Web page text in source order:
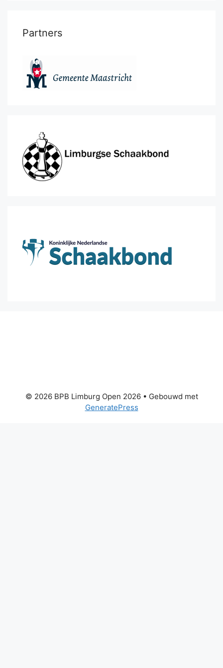
Partners
© 2026 BPB Limburg Open 2026• Gebouwd met
GeneratePress